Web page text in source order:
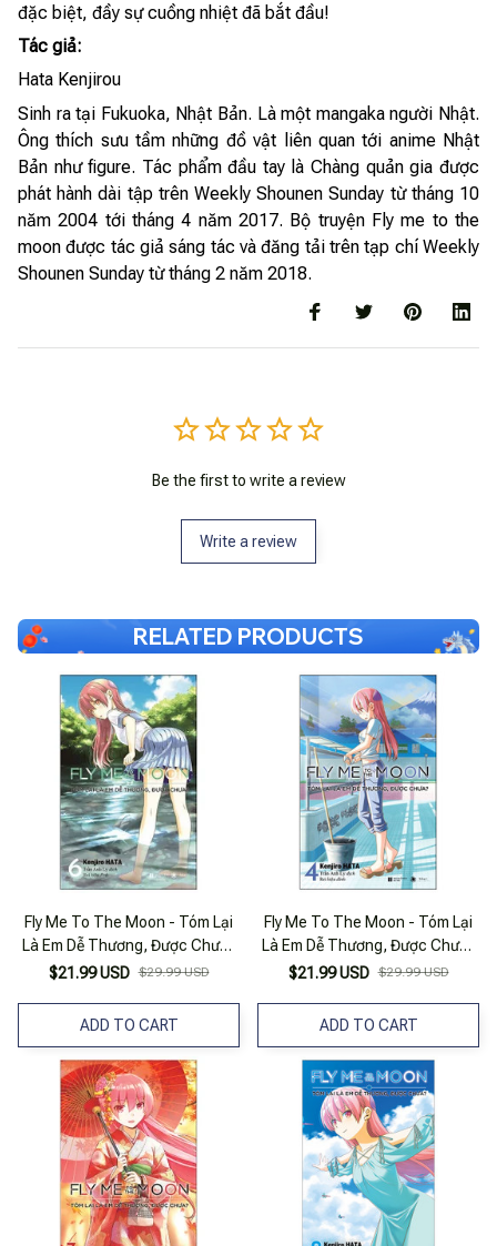
đặc biệt, đầy sự cuồng nhiệt đã bắt đầu!
Tác giả:
Hata Kenjirou
Sinh ra tại Fukuoka, Nhật Bản. Là một mangaka người Nhật.
Ông thích sưu tầm những đồ vật liên quan tới anime Nhật
Bản như figure. Tác phẩm đầu tay là Chàng quản gia được
phát hành dài tập trên Weekly Shounen Sunday từ tháng 10
năm 2004 tới tháng 4 năm 2017. Bộ truyện Fly me to the
moon được tác giả sáng tác và đăng tải trên tạp chí Weekly
Shounen Sunday từ tháng 2 năm 2018.
Be the first to write a review
Write a review
RELATED PRODUCTS
Fly Me To The Moon - Tóm Lại
Là Em Dễ Thương, Được Chưa?
- Tập 6 (Tái Bản 2025)
$21.99 USD $29.99 USD
ADD TO CART
Fly Me To The Moon - Tóm Lại
Là Em Dễ Thương, Được Chưa?
- Tập 4 (Tái Bản 2025)
$21.99 USD $29.99 USD
ADD TO CART